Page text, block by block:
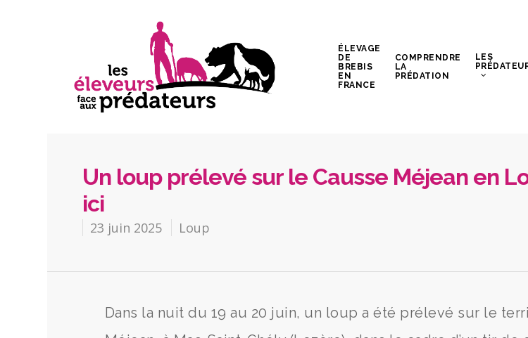
ÉLEVAGE
DE
BREBIS
EN
FRANCE
COMPRENDRE
LA
PRÉDATION
LES
Un loup prélevé sur le Causse Méjean en
ici
23 juin 2025 Loup
Dans la nuit du 19 au 20 juin, un loup a été prélevé sur le